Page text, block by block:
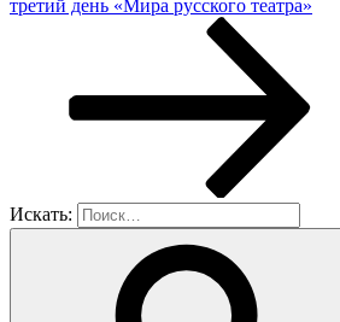
третий день «Мира русского театра»
Искать: